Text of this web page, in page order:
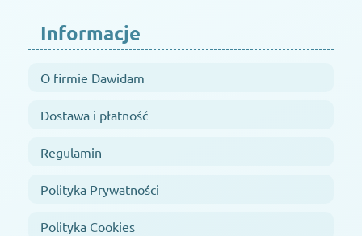
Informacje
O firmie Dawidam
Dostawa i płatność
Regulamin
Polityka Prywatności
Polityka Cookies